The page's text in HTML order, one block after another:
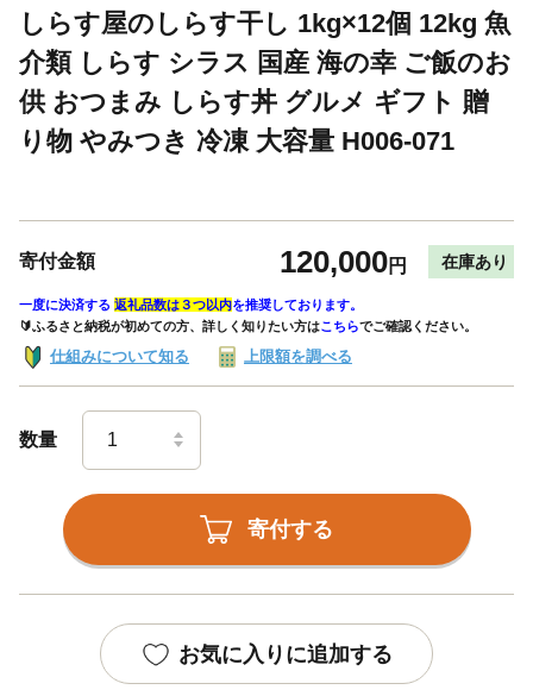
しらす屋のしらす干し 1kg×12個 12kg 魚
介類 しらす シラス 国産 海の幸 ご飯のお
供 おつまみ しらす丼 グルメ ギフト 贈
り物 やみつき 冷凍 大容量 H006-071
寄付金額 120,000円 在庫あり
一度に決済する 返礼品数は３つ以内を推奨しております。
🔰ふるさと納税が初めての方、詳しく知りたい方はこちらでご確認ください。
仕組みについて知る 上限額を調べる
数量
寄付する
お気に入りに追加する